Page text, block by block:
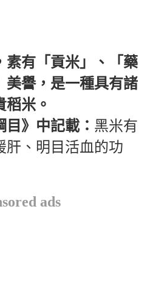
素有「貢米」、「藥
美譽，是一種具有諸
稻米。
》中記載： 黑米有
肝、明目活血的功
ads